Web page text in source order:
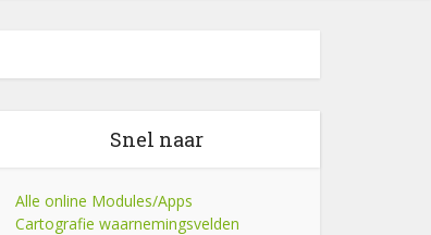
Snel naar
Alle online Modules/Apps
Cartografie waarnemingsvelden